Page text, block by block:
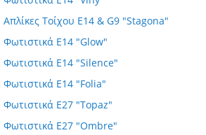
Απλίκες Τοίχου E14 & G9 "Stagona"
Φωτιστικά E14 "Glow"
Φωτιστικά E14 "Silence"
Φωτιστικά E14 "Folia"
Φωτιστικά E27 "Topaz"
Φωτιστικά E27 "Ombre"